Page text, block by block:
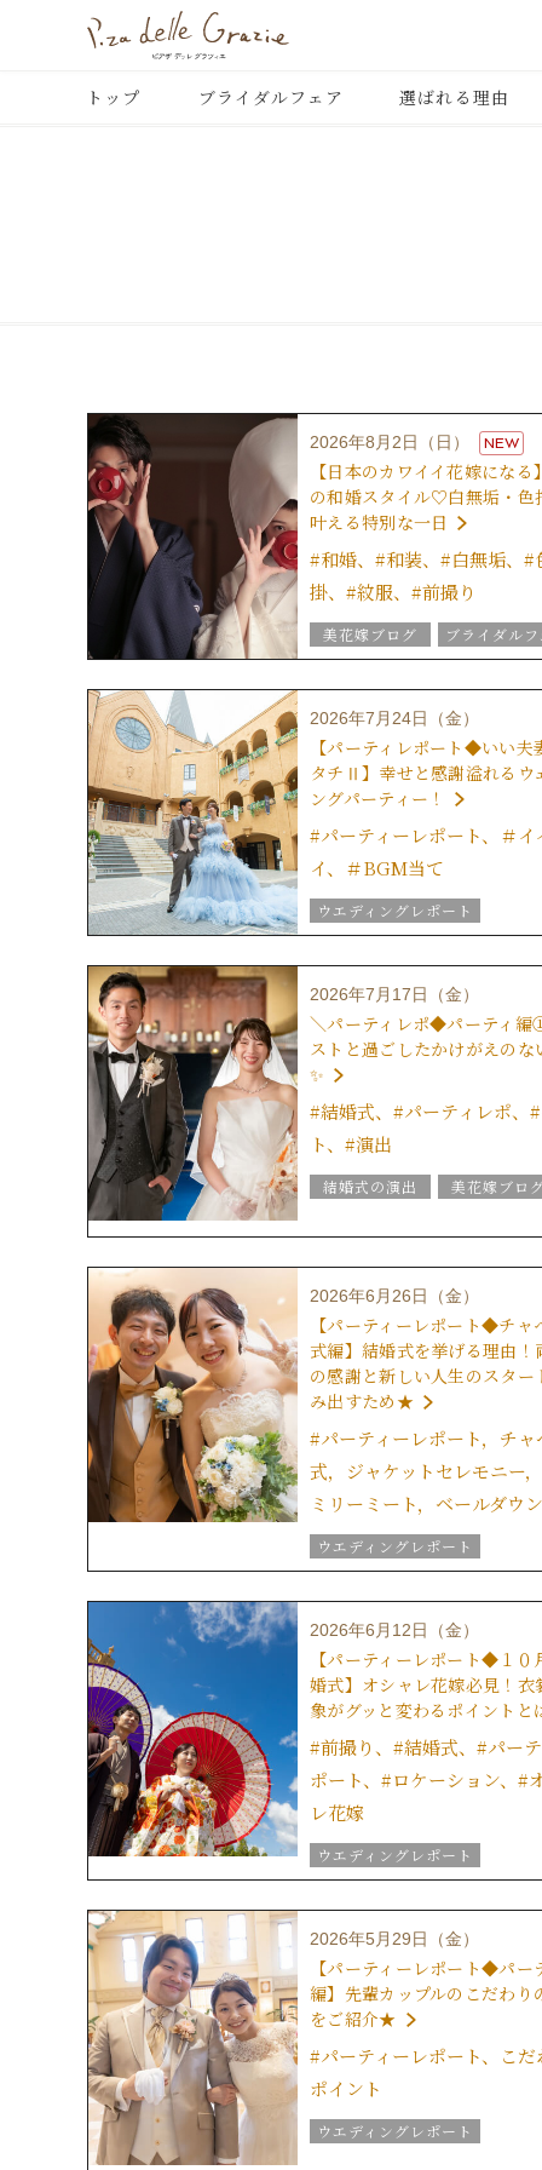
トップ ブライダルフェア 選ばれる理由
2026年8月2日（日） NEW
【日本のカワイイ花嫁になる
の和婚スタイル♡白無垢・色
叶える特別な一日
#和婚、#和装、#白無垢、#
掛、#紋服、#前撮り
美花嫁ブログ
ブライダルフ
グラツィエのウエディング情報
ブライダルアイテム
結婚式の豆知識
ウエディングスタッフｖｏｉｃ
グラツィエについて
2026年7月24日（金）
【パーティレポート◆いい夫
タチⅡ】幸せと感謝溢れるウ
ングパーティー！
#パーティーレポート、＃イ
イ、＃BGM当て
ウエディングレポート
結婚式の演出
美花嫁ブロ
結婚式のおもてなし
ブライダルフェア
グラツィエのウエディング情報
ブライダルアイテム
結婚式の豆知識
グラツィエについて
2026年7月17日（金）
＼パーティレポ◆パーティ編
ストと過ごしたかけがえのな
✨
#結婚式、#パーティレポ、
ト、#演出
結婚式の演出
美花嫁ブロ
ウエディングスタッフｖｏｉｃ
2026年6月26日（金）
【パーティーレポート◆チャ
式編】結婚式を挙げる理由！
の感謝と新しい人生のスター
み出すため★
#パーティーレポート，チャ
式，ジャケットセレモニー
ミリーミート，ベールダウン
ウエディングレポート
結婚式の演出
美花嫁ブロ
結婚式のおもてなし
ブライダルフェア
グラツィエのウエディング情報
結婚式の豆知識
ウエディングスタッフｖｏｉｃｅ
2026年6月12日（金）
【パーティーレポート◆１０
婚式】オシャレ花嫁必見！衣
象がグッと変わるポイントと
#前撮り、#結婚式、#パー
ポート、#ロケーション、#
レ花嫁
ウエディングレポート
結婚式の演出
美花嫁ブロ
ブライダルフェア
グラツィエのウエディング情報
ブライダルアイテム
結婚式の豆知識
ウエディングスタッフｖｏｉｃｅ
2026年5月29日（金）
【パーティーレポート◆パー
編】先輩カップルのこだわり
をご紹介★
#パーティーレポート、こだ
ポイント
ウエディングレポート